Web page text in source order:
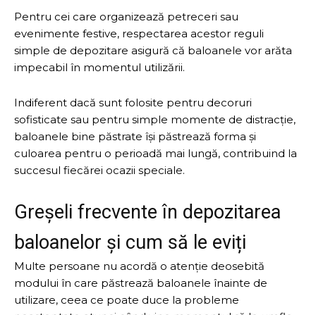
Pentru cei care organizează petreceri sau
evenimente festive, respectarea acestor reguli
simple de depozitare asigură că baloanele vor arăta
impecabil în momentul utilizării.
Indiferent dacă sunt folosite pentru decoruri
sofisticate sau pentru simple momente de distracție,
baloanele bine păstrate își păstrează forma și
culoarea pentru o perioadă mai lungă, contribuind la
succesul fiecărei ocazii speciale.
Greșeli frecvente în depozitarea
baloanelor și cum să le eviți
Multe persoane nu acordă o atenție deosebită
modului în care păstrează baloanele înainte de
utilizare, ceea ce poate duce la probleme